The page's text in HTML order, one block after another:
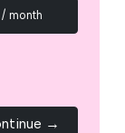
month
→